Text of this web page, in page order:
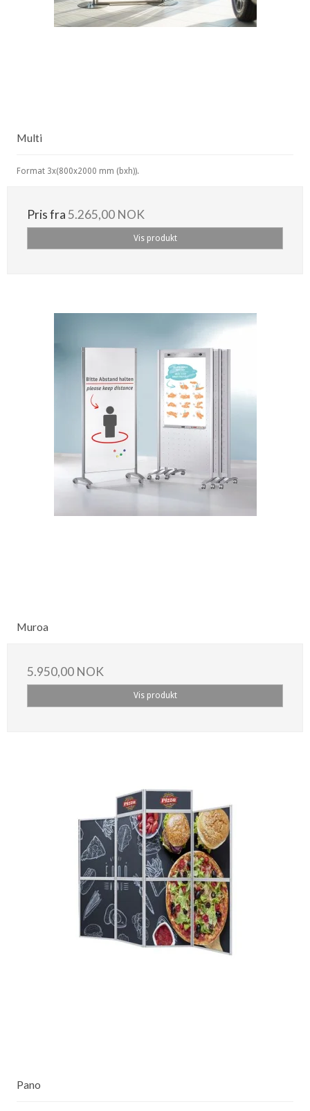
Multi
Format 3x(800x2000 mm (bxh)).
Pris fra5.265,00 NOK
Vis produkt
Muroa
5.950,00 NOK
Vis produkt
Pano